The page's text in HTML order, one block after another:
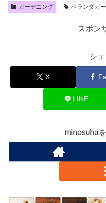
ガーデニング ベランダガ
スポン
シ
X
LINE
minosuha